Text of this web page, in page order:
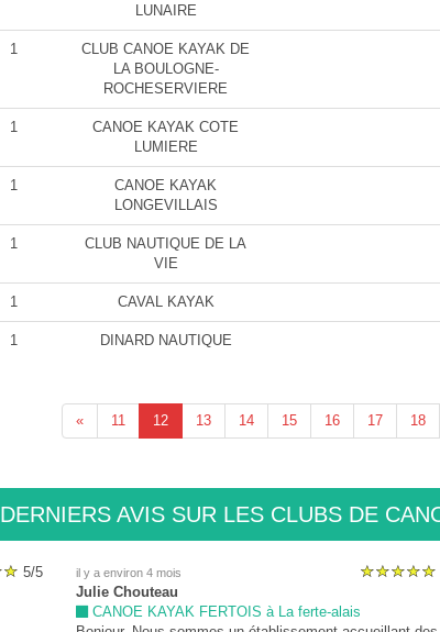
LUNAIRE
1
CLUB CANOE KAYAK DE
LA BOULOGNE-
ROCHESERVIERE
1
CANOE KAYAK COTE
LUMIERE
1
CANOE KAYAK
LONGEVILLAIS
1
CLUB NAUTIQUE DE LA
VIE
1 CAVAL KAYAK
1 DINARD NAUTIQUE
« 11 12 13 14 15 16 17 18
DERNIERS AVIS SUR LES CLUBS DE
5/5
il y a environ 4 mois
Julie Chouteau
CANOE KAYAK FERTOIS à La ferte-alais